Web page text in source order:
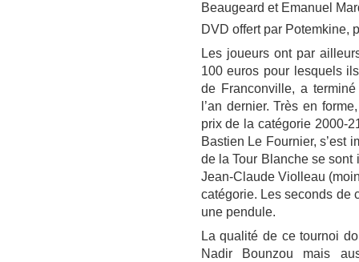
Beaugeard et Emanuel
DVD offert par Potemkine,
Les joueurs ont par
100 euros pour lesquels
de Franconville, a
l’an dernier. Très en
prix de la catégorie 2000-
Bastien Le Fournier, s’est
de la Tour Blanche se sont
Jean-Claude Violleau
catégorie. Les seconds de
une pendule.
La qualité de ce tournoi
Nadir Bounzou mais